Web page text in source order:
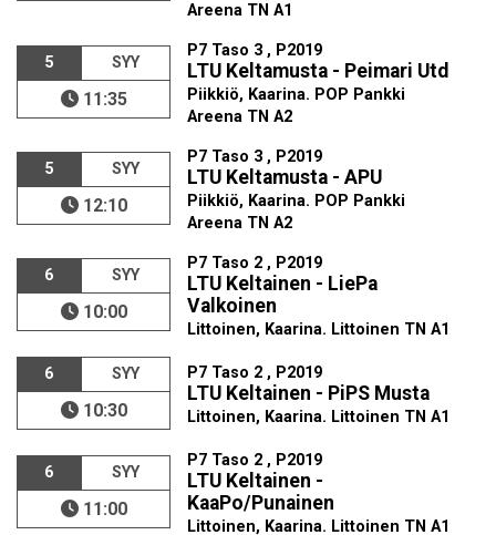
Areena TN A1
5 SYY
11:35
P7 Taso 3 , P2019
LTU Keltamusta - Peimari Utd
Piikkiö, Kaarina. POP Pankki
Areena TN A2
5 SYY
12:10
P7 Taso 3 , P2019
LTU Keltamusta - APU
Piikkiö, Kaarina. POP Pankki
Areena TN A2
6 SYY
10:00
P7 Taso 2 , P2019
LTU Keltainen - LiePa
Valkoinen
Littoinen, Kaarina. Littoinen TN A1
6 SYY
10:30
P7 Taso 2 , P2019
LTU Keltainen - PiPS Musta
Littoinen, Kaarina. Littoinen TN A1
6 SYY
11:00
P7 Taso 2 , P2019
LTU Keltainen -
KaaPo/Punainen
Littoinen, Kaarina. Littoinen TN A1